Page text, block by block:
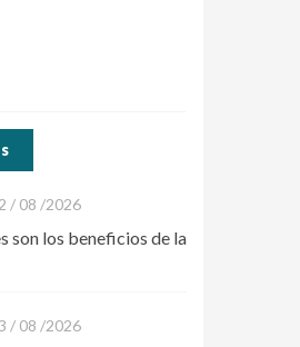
/ 08 /2026
son los beneficios de la
/ 08 /2026